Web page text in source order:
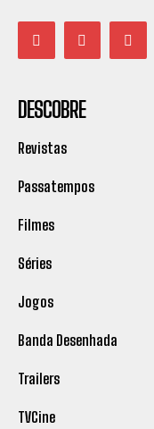
DESCOBRE
Revistas
Passatempos
Filmes
Séries
Jogos
Banda Desenhada
Trailers
TVCine